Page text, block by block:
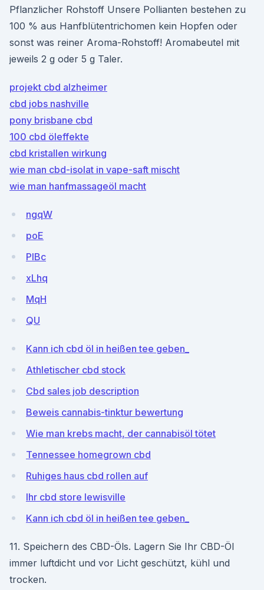
Pflanzlicher Rohstoff Unsere Pollianten bestehen zu
100 % aus Hanfblütentrichomen kein Hopfen oder
sonst was reiner Aroma-Rohstoff! Aromabeutel mit
jeweils 2 g oder 5 g Taler.
projekt cbd alzheimer
cbd jobs nashville
pony brisbane cbd
100 cbd öleffekte
cbd kristallen wirkung
wie man cbd-isolat in vape-saft mischt
wie man hanfmassageöl macht
ngqW
poE
PIBc
xLhq
MqH
QU
Kann ich cbd öl in heißen tee geben_
Athletischer cbd stock
Cbd sales job description
Beweis cannabis-tinktur bewertung
Wie man krebs macht, der cannabisöl tötet
Tennessee homegrown cbd
Ruhiges haus cbd rollen auf
Ihr cbd store lewisville
Kann ich cbd öl in heißen tee geben_
11. Speichern des CBD-Öls. Lagern Sie Ihr CBD-Öl
immer luftdicht und vor Licht geschützt, kühl und
trocken.